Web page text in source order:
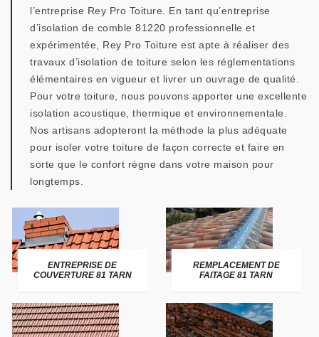
l’entreprise Rey Pro Toiture. En tant qu’entreprise
d’isolation de comble 81220 professionnelle et
expérimentée, Rey Pro Toiture est apte à réaliser des
travaux d’isolation de toiture selon les réglementations
élémentaires en vigueur et livrer un ouvrage de qualité.
Pour votre toiture, nous pouvons apporter une excellente
isolation acoustique, thermique et environnementale.
Nos artisans adopteront la méthode la plus adéquate
pour isoler votre toiture de façon correcte et faire en
sorte que le confort règne dans votre maison pour
longtemps.
ENTREPRISE DE
COUVERTURE 81 TARN
REMPLACEMENT DE
FAITAGE 81 TARN